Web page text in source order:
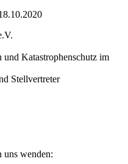
und Katastrophenschutz im
Stellvertreter
uns wenden: